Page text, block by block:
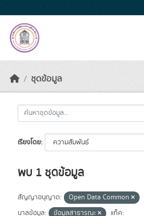
ชุดข้อมูล
เรียงโดย
พบ 1 ชุดข้อมูล
สัญญาอนุญาต: Open Data Common
บาลข้อมูล:
ข้อมูลสาธารณะ
แท็ค: